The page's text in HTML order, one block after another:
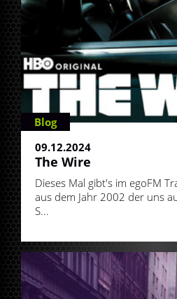
Blog
09.12.2024
The Wire
Dieses Mal gibt's im egoFM
aus dem Jahr 2002 der uns
S...